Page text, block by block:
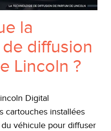
la
diffusion
Lincoln ?
Digital
cartouches installées
véhicule pour diffuser